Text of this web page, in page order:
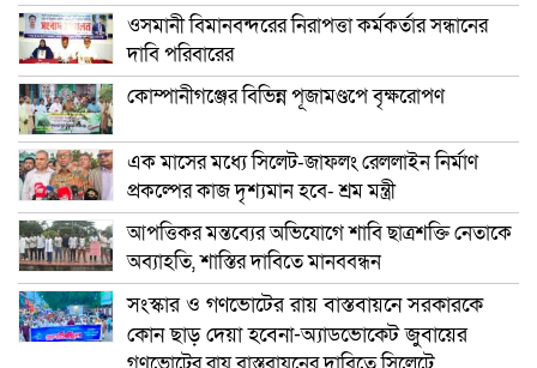
ওসমানী বিমানবন্দরের নিরাপত্তা কর্মকর্তার সন্ধানের
দাবি পরিবারের
কোম্পানীগঞ্জের বিভিন্ন পূজামণ্ডপে বৃক্ষরোপণ
এক মাসের মধ্যে সিলেট-জাফলং রেললাইন নির্মাণ
প্রকল্পের কাজ দৃশ্যমান হবে- শ্রম মন্ত্রী
আপত্তিকর মন্তব্যের অভিযোগে শাবি ছাত্রশক্তি নেতাকে
অব্যাহতি, শাস্তির দাবিতে মানববন্ধন
সংস্কার ও গণভোটের রায় বাস্তবায়নে সরকারকে
কোন ছাড় দেয়া হবেনা-অ্যাডভোকেট জুবায়ের